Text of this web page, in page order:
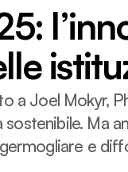
a Joel Mokyr,
Ma
e